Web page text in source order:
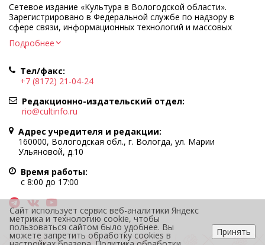
Сетевое издание «Культура в Вологодской области».
Зарегистрировано в Федеральной службе по надзору в
сфере связи, информационных технологий и массовых
Регистрационный номер и дата принятия решения о
Учредитель КУ ВО «Информационно-аналитический центр
культуры»
Адрес учредителя и редакции: 160000, Вологодская обл., г.
Вологда, ул. Марии Ульяновой, д.10
Главный редактор — Легчанова Елена Григорьевна
Политика в отношении обработки персональных данных
При полном или частичном использовании информации
портала гиперссылка на cultinfo.ru обязательна.
Редакция не несет ответственности за достоверность
информации, содержащейся в рекламных объявлениях.
12+
Подробнее
Тел/факс:
+7 (8172) 21-04-24
Редакционно-издательский отдел:
rio@cultinfo.ru
Адрес учредителя и редакции:
160000, Вологодская обл., г. Вологда, ул. Марии
Ульяновой, д.10
Время работы:
с 8:00 до 17:00
Сайт использует сервис веб-аналитики Яндекс
метрика и технологию cookie, чтобы
пользоваться сайтом было удобнее. Вы
можете запретить обработку cookies в Принять